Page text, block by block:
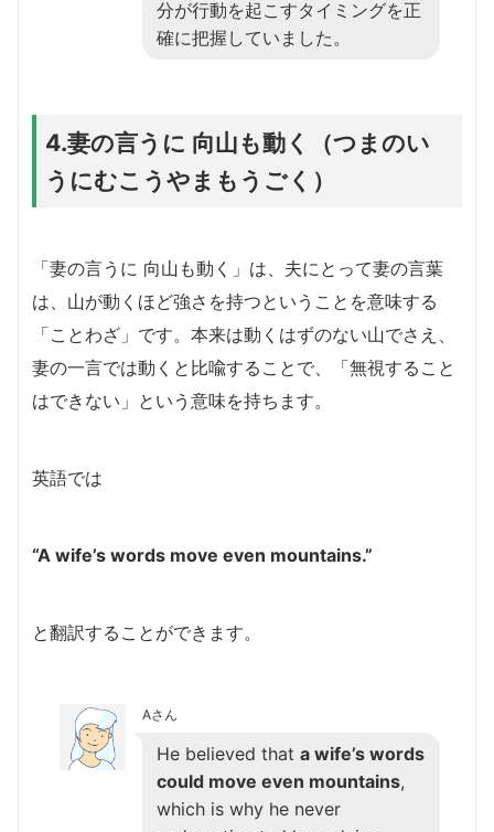
分が行動を起こすタイミングを正
確に把握していました。
4.妻の言うに 向山も動く（つまのい
うにむこうやまもうごく）
「妻の言うに 向山も動く」は、夫にとって妻の言葉
は、山が動くほど強さを持つということを意味する
「ことわざ」です。本来は動くはずのない山でさえ、
妻の一言では動くと比喩することで、「無視すること
はできない」という意味を持ちます。
英語では
“A wife’s words move even mountains.”
と翻訳することができます。
Aさん
He believed that a wife’s words
could move even mountains,
which is why he never